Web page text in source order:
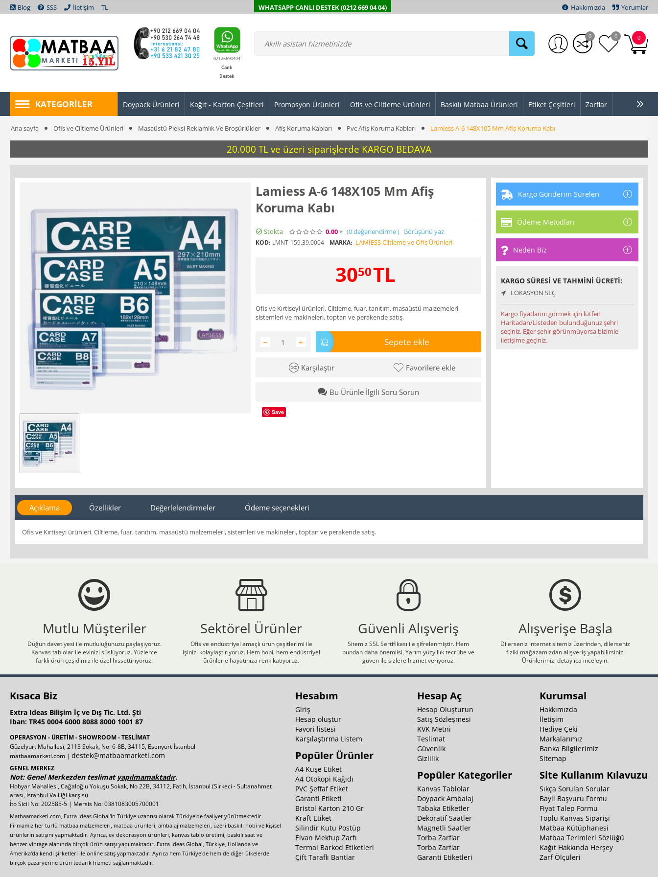
Blog SSS İletişim TL WHATSAPP CANLI DESTEK (0212 669 04 04) Hakkımızda Yorumlar
02126690404
Canlı
Destek
0
0 0
KATEGORILER Doypack Ürünleri Kağıt - Karton Çeşitleri Promosyon Ürünleri Ofis ve Ciltleme Ürünleri Baskılı Matbaa Ürünleri Etiket Çeşitleri Zarflar
Ana sayfa Ofis ve Ciltleme Ürünleri Masaüstü Pleksi̇ Reklamlık Ve Broşürlükler Afi̇ş Koruma Kabları Pvc Afiş Koruma Kabları Lamiess A-6 148X105 Mm Afiş Koruma Kabı
20.000 TL ve üzeri siparişlerde KARGO BEDAVA
Lamiess A-6 148X105 Mm Afiş
Koruma Kabı
Stokta 0.00 (0değerlendirme) Görüşünü yaz
KOD: LMNT-159.39.0004 MARKA: LAMİESS Ciltleme ve Ofis Ürünleri
3050TL
Ofis ve Kırtiseyi ürünleri. Ciltleme, fuar, tanıtım, masaüstü malzemeleri,
sistemleri ve makineleri, toptan ve perakende satış.
+
− Sepete ekle
Karşılaştır Favorilere ekle
Bu Ürünle İlgili Soru Sorun
Save
Kargo Gönderim Süreleri
Ödeme Metodları
Neden Biz
KARGO SÜRESI VE TAHMINI ÜCRETI:
LOKASYON SEÇ
Kargo fiyatlarını görmek için lütfen
Haritadan/Listeden bulunduğunuz şehri
seçiniz. Eğer şehir görünmüyorsa bizimle
iletişime geçiniz.
Açıklama Özellikler Değerlelendirmeler Ödeme seçenekleri
Ofis ve Kırtiseyi ürünleri. Ciltleme, fuar, tanıtım, masaüstü malzemeleri, sistemleri ve makineleri, toptan ve perakende satış.
Mutlu Müşteriler
Düğün davetiyesi ile mutluluğunuzu paylaşıyoruz.
Kanvas tablolar ile evinizi süslüyoruz. Yüzlerce
farklı ürün çeşidimiz ile özel hissettiriyoruz.
Sektörel Ürünler
Ofis ve endüstriyel amaçlı ürün çeşitlerimi ile
işinizi kolaylaştırıyoruz. Hem hobi, hem endüstriyel
ürünlerle hayatınıza renk katıyoruz.
Güvenli Alışveriş
Sitemiz SSL Sertifikası ile şifrelenmiştir. Hem
bundan daha önemlisi, Yarım yüzyıllık tecrübe ve
güven ile sizlere hizmet veriyoruz.
Alışverişe Başla
Dilerseniz internet sitemiz üzerinden, dilerseniz
fiziki mağazamızdan alışveriş yapabilirsiniz.
Ürünlerimizi detaylıca inceleyin.
Kısaca Biz
Extra Ideas Bilişim İç ve Dış Tic. Ltd. Şti
Iban: TR45 0004 6000 8088 8000 1001 87
OPERASYON - ÜRETİM - SHOWROOM - TESLİMAT
Güzelyurt Mahallesi, 2113 Sokak, No: 6-8B, 34115, Esenyurt-İstanbul
matbaamarketi.com | destek@matbaamarketi.com
GENEL MERKEZ
Not: Genel Merkezden teslimat yapılmamaktadır.
Hobyar Mahallesi, Cağaloğlu Yokuşu Sokak, No 22B, 34112, Fatih, İstanbul (Sirkeci - Sultanahmet
arası, İstanbul Valiliği karşısı)
İto Sicil No: 202585-5 | Mersis No: 0381083005700001
Matbaamarketi.com, Extra Ideas Global'in Türkiye uzantısı olarak Türkiye'de faaliyet yürütmektedir.
Firmamız her türlü matbaa malzemeleri, matbaa ürünleri, ambalaj malzemeleri, üzeri baskılı hobi ve kişisel
ürünlerin satışını yapmaktadır. Ayrıca, ev dekorasyon ürünleri, kanvas tablo üretimi, baskılı saat ve
benzer vintage alanında birçok ürün satışı yapılmaktadır. Extra Ideas Global, Türkiye, Hollanda ve
Amerika'da kendi şirketleri ile online satış yapmaktadır. Ayrıca hem Türkiye'de hem de diğer ülkelerde
birçok pazaryerine ürün tedarik hizmeti sağlanmaktadır.
Hesabım
Giriş
Hesap oluştur
Favori listesi
Karşılaştırma Listem
Popüler Ürünler
A4 Kuşe Etiket
A4 Otokopi Kağıdı
PVC Şeffaf Etiket
Garanti Etiketi
Bristol Karton 210 Gr
Kraft Etiket
Silindir Kutu Postüp
Elvan Mektup Zarfı
Termal Barkod Etiketleri
Çift Taraflı Bantlar
Hesap Aç
Hesap Oluşturun
Satış Sözleşmesi
KVK Metni
Teslimat
Güvenlik
Gizlilik
Popüler Kategoriler
Kanvas Tablolar
Doypack Ambalaj
Tabaka Etiketler
Dekoratif Saatler
Magnetli Saatler
Torba Zarflar
Torba Zarflar
Garanti Etiketleri
Kurumsal
Hakkımızda
İletişim
Hediye Çeki
Markalarımız
Banka Bilgilerimiz
Sitemap
Site Kullanım Kılavuzu
Sıkça Sorulan Sorular
Bayii Başvuru Formu
Fiyat Talep Formu
Toplu Kanvas Siparişi
Matbaa Kütüphanesi
Matbaa Terimleri Sözlüğü
Kağıt Hakkında Herşey
Zarf Ölçüleri